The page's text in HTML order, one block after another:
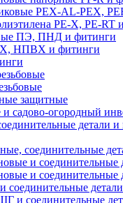
PEX-AL-PEX,
PE-X, PE-RT
ПЭ, ПНД и фитинги
НПВХ и фитинги
защитные
садово-огородный
детали и
соединительные
и соединительные
и соединительные
детали
и соединительные